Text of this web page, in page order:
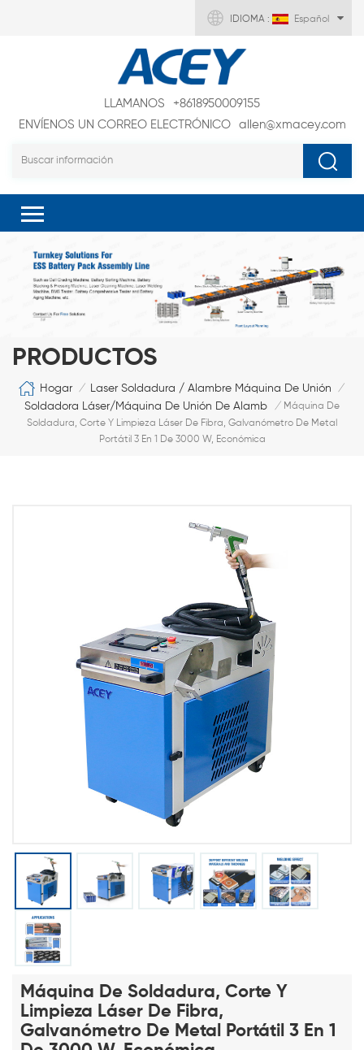
IDIOMA : Español
LLAMANOS
+8618950009155
ENVÍENOS UN CORREO ELECTRÓNICO
allen@xmacey.com
PRODUCTOS
Hogar / Laser Soldadura / Alambre Máquina De Unión /
Soldadora Láser/máquina De Unión De Alambre/ Máquina De
Soldadura, Corte Y Limpieza Láser De Fibra, Galvanómetro De Metal
Portátil 3 En 1 De 3000 W, Económica
Máquina De Soldadura, Corte Y
Limpieza Láser De Fibra,
Galvanómetro De Metal Portátil 3 En 1